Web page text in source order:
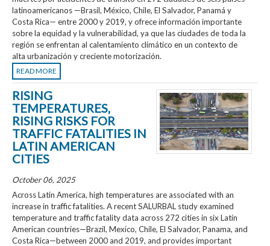
latinoamericanos —Brasil, México, Chile, El Salvador, Panamá y
Costa Rica— entre 2000 y 2019, y ofrece información importante
sobre la equidad y la vulnerabilidad, ya que las ciudades de toda la
región se enfrentan al calentamiento climático en un contexto de
alta urbanización y creciente motorización.
READ MORE
RISING
TEMPERATURES,
RISING RISKS FOR
TRAFFIC FATALITIES IN
LATIN AMERICAN
CITIES
October 06, 2025
Across Latin America, high temperatures are associated with an
increase in traffic fatalities. A recent SALURBAL study examined
temperature and traffic fatality data across 272 cities in six Latin
American countries—Brazil, Mexico, Chile, El Salvador, Panama, and
Costa Rica—between 2000 and 2019, and provides important